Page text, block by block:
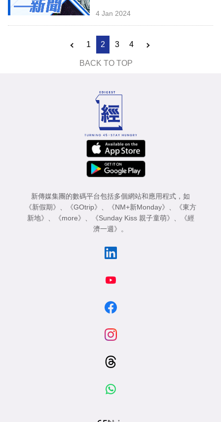
4 Jan 2024
1 2 3 4
BACK TO TOP
新傳媒集團的數碼平台包括多個網站和應用程式，如
《新假期》 、 《GOtrip》 、 《NM+新Monday》 、
《東方
新地》 、 《more》 、 《Sunday Kiss 親子童萌》 、
《經
濟一週》 。